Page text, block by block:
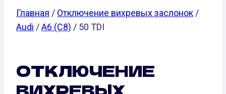
Главная / Отключение вихревых заслонок /
Audi /A6 (C8) / 50 TDI
ОТКЛЮЧЕНИЕ